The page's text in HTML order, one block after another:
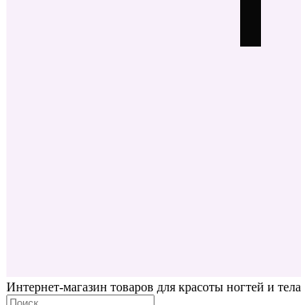
Интернет-магазин товаров для красоты ногтей и тела